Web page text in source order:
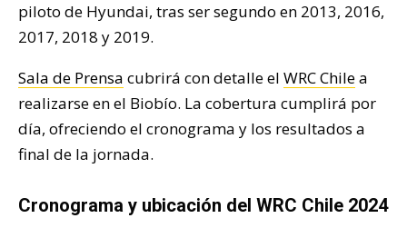
piloto de Hyundai, tras ser segundo en 2013, 2016,
2017, 2018 y 2019.
Sala de Prensa cubrirá con detalle el WRC Chilea
realizarse en el Biobío. La cobertura cumplirá por
día, ofreciendo el cronograma y los resultados a
final de la jornada.
Cronograma y ubicación del WRC Chile 2024